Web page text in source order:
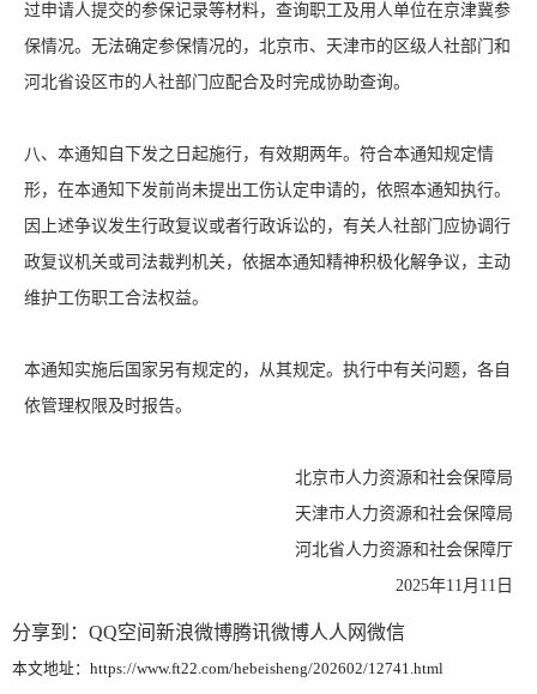
过申请人提交的参保记录等材料，查询职工及用人单位在京津冀参
保情况。无法确定参保情况的，北京市、天津市的区级人社部门和
河北省设区市的人社部门应配合及时完成协助查询。
八、本通知自下发之日起施行，有效期两年。符合本通知规定情
形，在本通知下发前尚未提出工伤认定申请的，依照本通知执行。
因上述争议发生行政复议或者行政诉讼的，有关人社部门应协调行
政复议机关或司法裁判机关，依据本通知精神积极化解争议，主动
维护工伤职工合法权益。
本通知实施后国家另有规定的，从其规定。执行中有关问题，各自
依管理权限及时报告。
北京市人力资源和社会保障局
天津市人力资源和社会保障局
河北省人力资源和社会保障厅
2025年11月11日
分享到： QQ空间新浪微博腾讯微博人人网微信
本文地址：https://www.ft22.com/hebeisheng/202602/12741.html